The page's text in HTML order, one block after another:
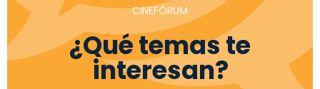
CINEFÓRUM
¿Qué temas te
interesan?